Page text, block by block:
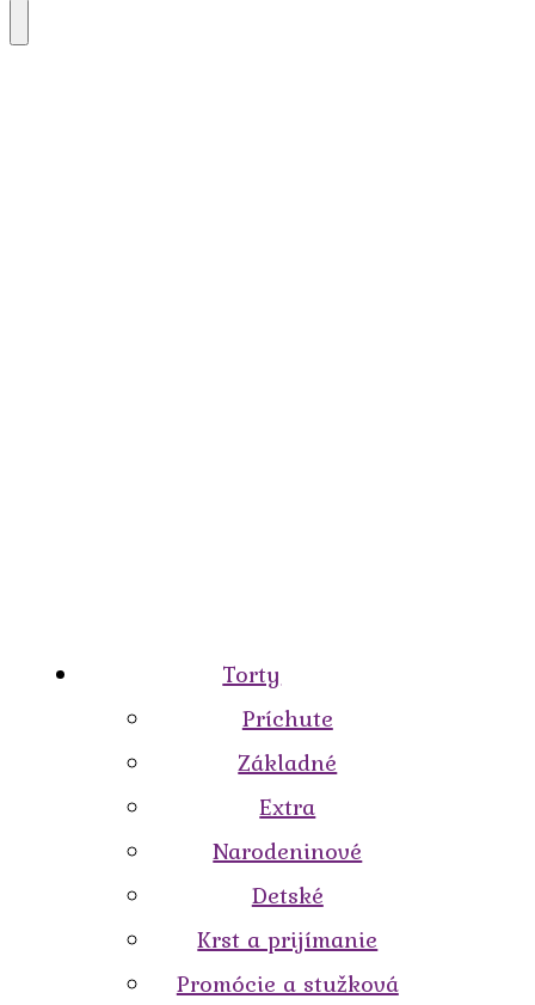
Torty
Príchute
Základné
Extra
Narodeninové
Detské
Krst a prijímanie
Promócie a stužková